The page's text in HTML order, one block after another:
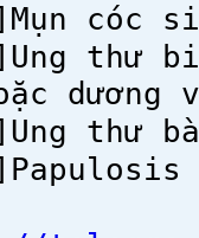
sinh
biểu
dương
bàng